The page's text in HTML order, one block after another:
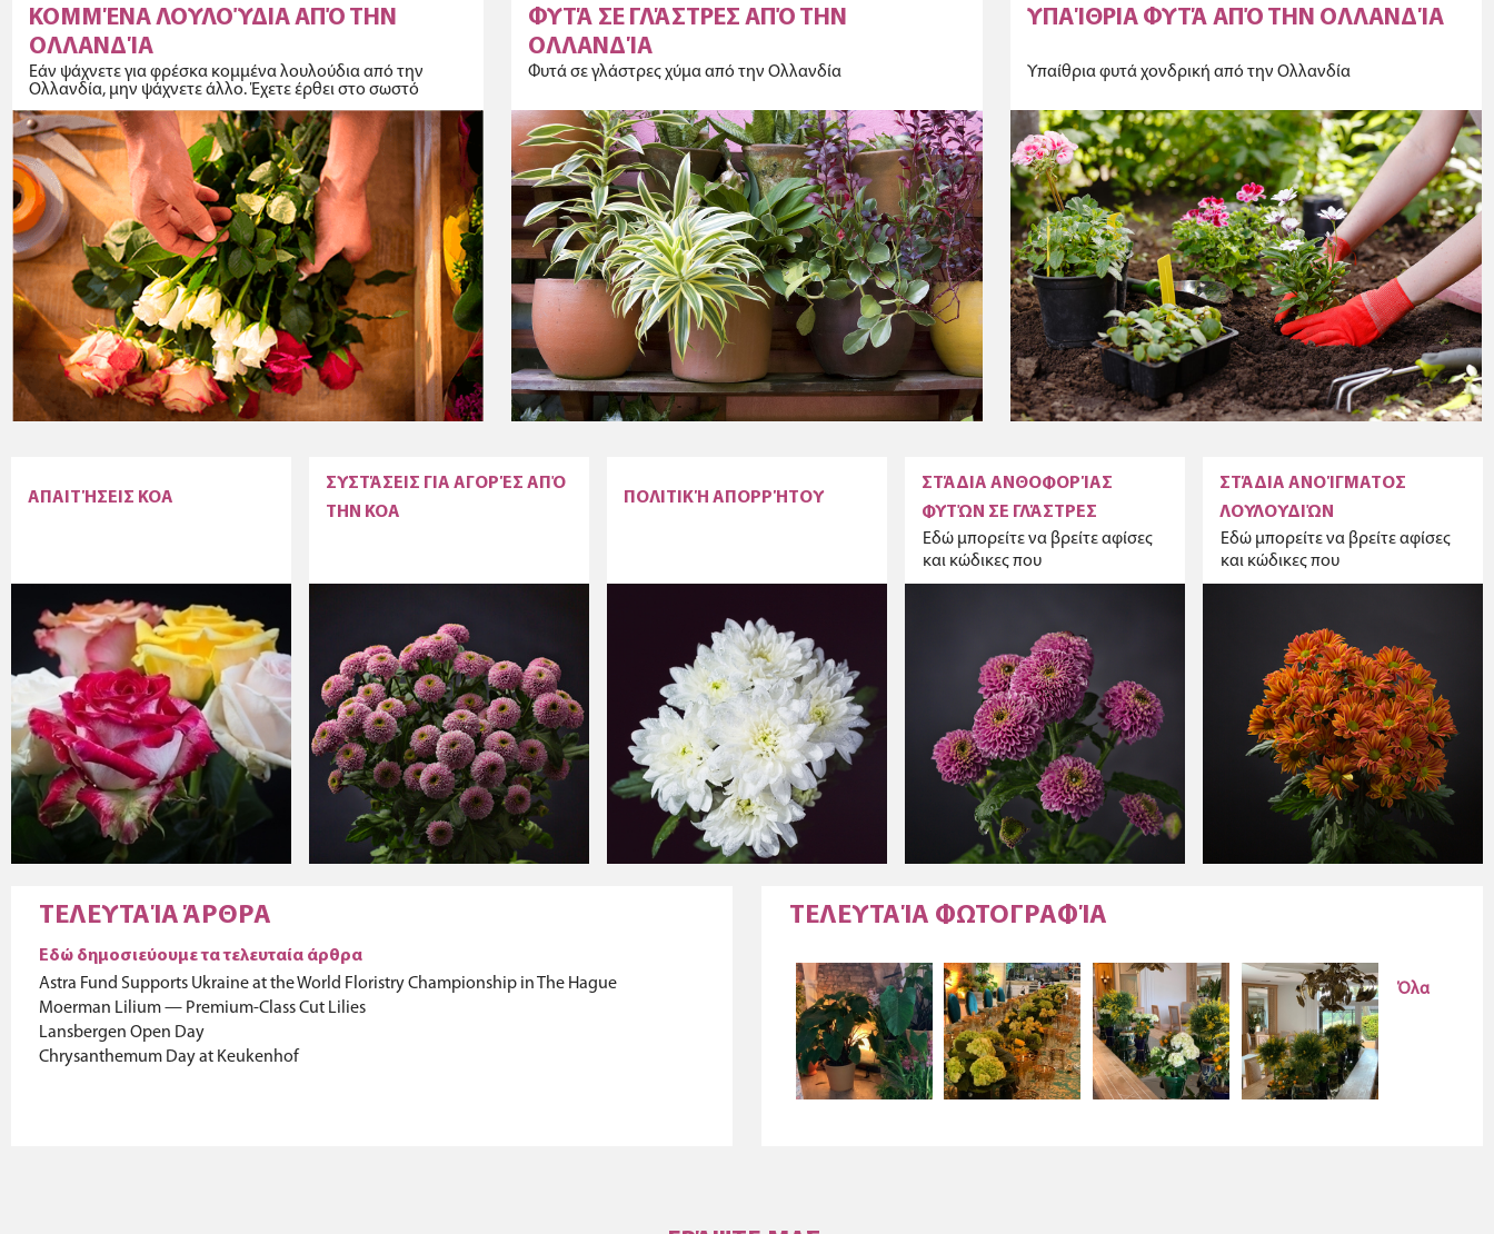
ΚΟΜΜΈΝΑ ΛΟΥΛΟΎΔΙΑ ΑΠΌ ΤΗΝ
ΟΛΛΑΝΔΊΑ
Εάν ψάχνετε για φρέσκα κομμένα λουλούδια από την
Ολλανδία, μην ψάχνετε άλλο. Έχετε έρθει στο σωστό
μέρος!
ΦΥΤΆ ΣΕ ΓΛΆΣΤΡΕΣ ΑΠΌ ΤΗΝ
ΟΛΛΑΝΔΊΑ
Φυτά σε γλάστρες χύμα από την Ολλανδία
ΥΠΑΊΘΡΙΑ ΦΥΤΆ ΑΠΌ ΤΗΝ ΟΛΛΑΝΔΊΑ
Υπαίθρια φυτά χονδρική από την Ολλανδία
ΑΠΑΙΤΉΣΕΙΣ KOA
ΣΥΣΤΆΣΕΙΣ ΓΙΑ ΑΓΟΡΈΣ ΑΠΌ
ΤΗΝ KOA
ΠΟΛΙΤΙΚΉ ΑΠΟΡΡΉΤΟΥ
ΣΤΆΔΙΑ ΑΝΘΟΦΟΡΊΑΣ
ΦΥΤΏΝ ΣΕ ΓΛΆΣΤΡΕΣ
Εδώ μπορείτε να βρείτε αφίσες
και κώδικες που
χρησιμοποιούνται για την
ανοίγματος των φυτών σε
ΣΤΆΔΙΑ ΑΝΟΊΓΜΑΤΟΣ
ΛΟΥΛΟΥΔΙΏΝ
Εδώ μπορείτε να βρείτε αφίσες
και κώδικες που
χρησιμοποιούνται για την
ανοίγματος των λουλουδιών
ΤΕΛΕΥΤΑΊΑ ΆΡΘΡΑ
Εδώ δημοσιεύουμε τα τελευταία άρθρα
Astra Fund Supports Ukraine at the World Floristry Championship in The Hague
Moerman Lilium — Premium-Class Cut Lilies
Lansbergen Open Day
Chrysanthemum Day at Keukenhof
ΤΕΛΕΥΤΑΊΑ ΦΩΤΟΓΡΑΦΊΑ
Όλα